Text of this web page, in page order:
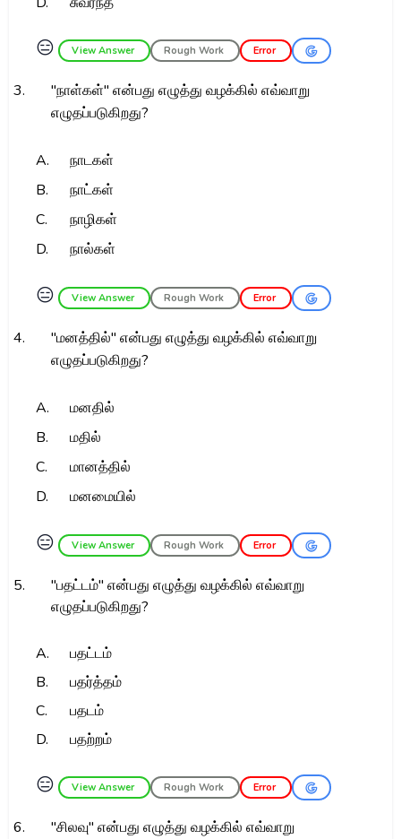
😑 View Answer Rough Work Error
3.
"நாள்கள்" என்பது எழுத்து வழக்கில் எவ்வாறு
எழுதப்படுகிறது?
A.
நாடகள்
B.
நாட்கள்
C.
நாழிகள்
D.
நால்கள்
😑 View Answer Rough Work Error
4.
"மனத்தில்" என்பது எழுத்து வழக்கில் எவ்வாறு
எழுதப்படுகிறது?
A.
மனதில்
B.
மதில்
C.
மானத்தில்
D.
மனமையில்
😑 View Answer Rough Work Error
5.
"பதட்டம்" என்பது எழுத்து வழக்கில் எவ்வாறு
எழுதப்படுகிறது?
A.
பதட்டம்
B.
பதர்த்தம்
C.
பதடம்
D.
பதற்றம்
😑 View Answer Rough Work Error
6.
"சிலவு" என்பது எழுத்து வழக்கில் எவ்வாறு